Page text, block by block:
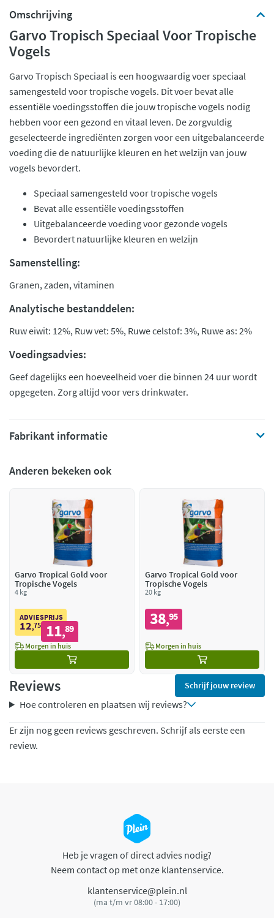
Omschrijving
Garvo Tropisch Speciaal Voor Tropische
Vogels
Garvo Tropisch Speciaal is een hoogwaardig voer speciaal
samengesteld voor tropische vogels. Dit voer bevat alle
essentiële voedingsstoffen die jouw tropische vogels nodig
hebben voor een gezond en vitaal leven. De zorgvuldig
geselecteerde ingrediënten zorgen voor een uitgebalanceerde
voeding die de natuurlijke kleuren en het welzijn van jouw
vogels bevordert.
Speciaal samengesteld voor tropische vogels
Bevat alle essentiële voedingsstoffen
Uitgebalanceerde voeding voor gezonde vogels
Bevordert natuurlijke kleuren en welzijn
Samenstelling:
Granen, zaden, vitaminen
Analytische bestanddelen:
Ruw eiwit: 12%, Ruw vet: 5%, Ruwe celstof: 3%, Ruwe as: 2%
Voedingsadvies:
Geef dagelijks een hoeveelheid voer die binnen 24 uur wordt
opgegeten. Zorg altijd voor vers drinkwater.
Fabrikant informatie
Anderen bekeken ook
Garvo Tropical Gold voor
Tropische Vogels
4 kg
ADVIESPRIJS
12,75 11,89
Morgen in huis
Garvo Tropical Gold voor
Tropische Vogels
20 kg
38,95
Morgen in huis
Reviews Schrijf jouw review
Hoe controleren en plaatsen wij reviews?
Er zijn nog geen reviews geschreven. Schrijf als eerste een
review.
Heb je vragen of direct advies nodig?
Neem contact op met onze klantenservice.
klantenservice@plein.nl
(ma t/m vr 08:00 - 17:00)